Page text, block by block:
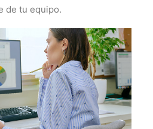
de tu equipo.